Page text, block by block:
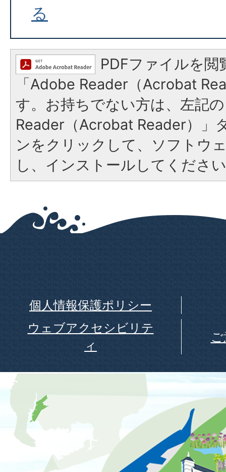
る
PDFファイルを閲
「Adobe Reader（Acrobat
す。お持ちでない方は、左記
Reader（Acrobat Reader）」
ンをクリックして、ソフトウ
し、インストールしてくださ
個人情報保護ポリシー
ウェブアクセシビリテ
ィ